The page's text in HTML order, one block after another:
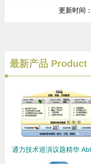
更新时间
最新产品 Product